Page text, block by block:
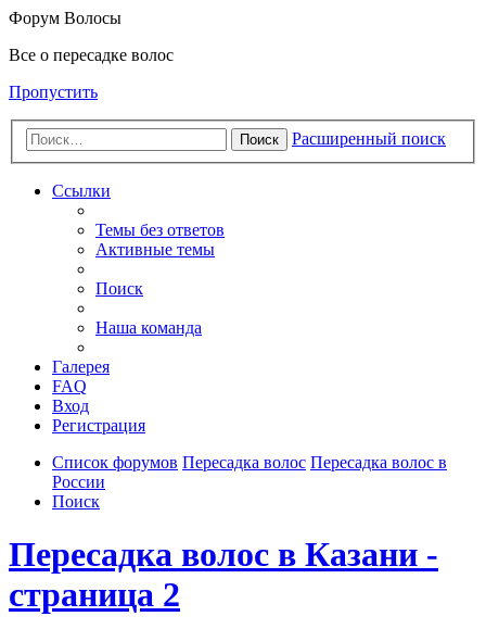
Форум Волосы
Все о пересадке волос
Пропустить
Поиск Расширенный поиск
Ссылки
Темы без ответов
Активные темы
Поиск
Наша команда
Галерея
FAQ
Вход
Регистрация
Список форумов Пересадка волос Пересадка волос в
России
Поиск
Пересадка волос в Казани -
страница 2